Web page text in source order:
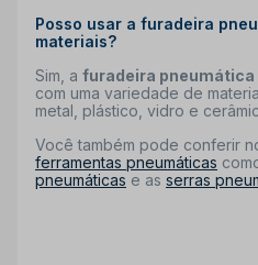
Posso usar a furadeira
materiais?
Sim, a furadeira pneumática
com uma variedade de
metal, plástico, vidro e
Você também pode conferir
ferramentas pneumáticas
pneumáticas e as serras